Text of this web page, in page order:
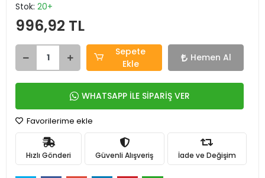
Stok: 20+
996,92 TL
Sepete
Ekle
Hemen Al
WHATSAPP İLE SİPARİŞ VER
Favorilerime ekle
Hızlı Gönderi Güvenli Alışveriş İade ve Değişim